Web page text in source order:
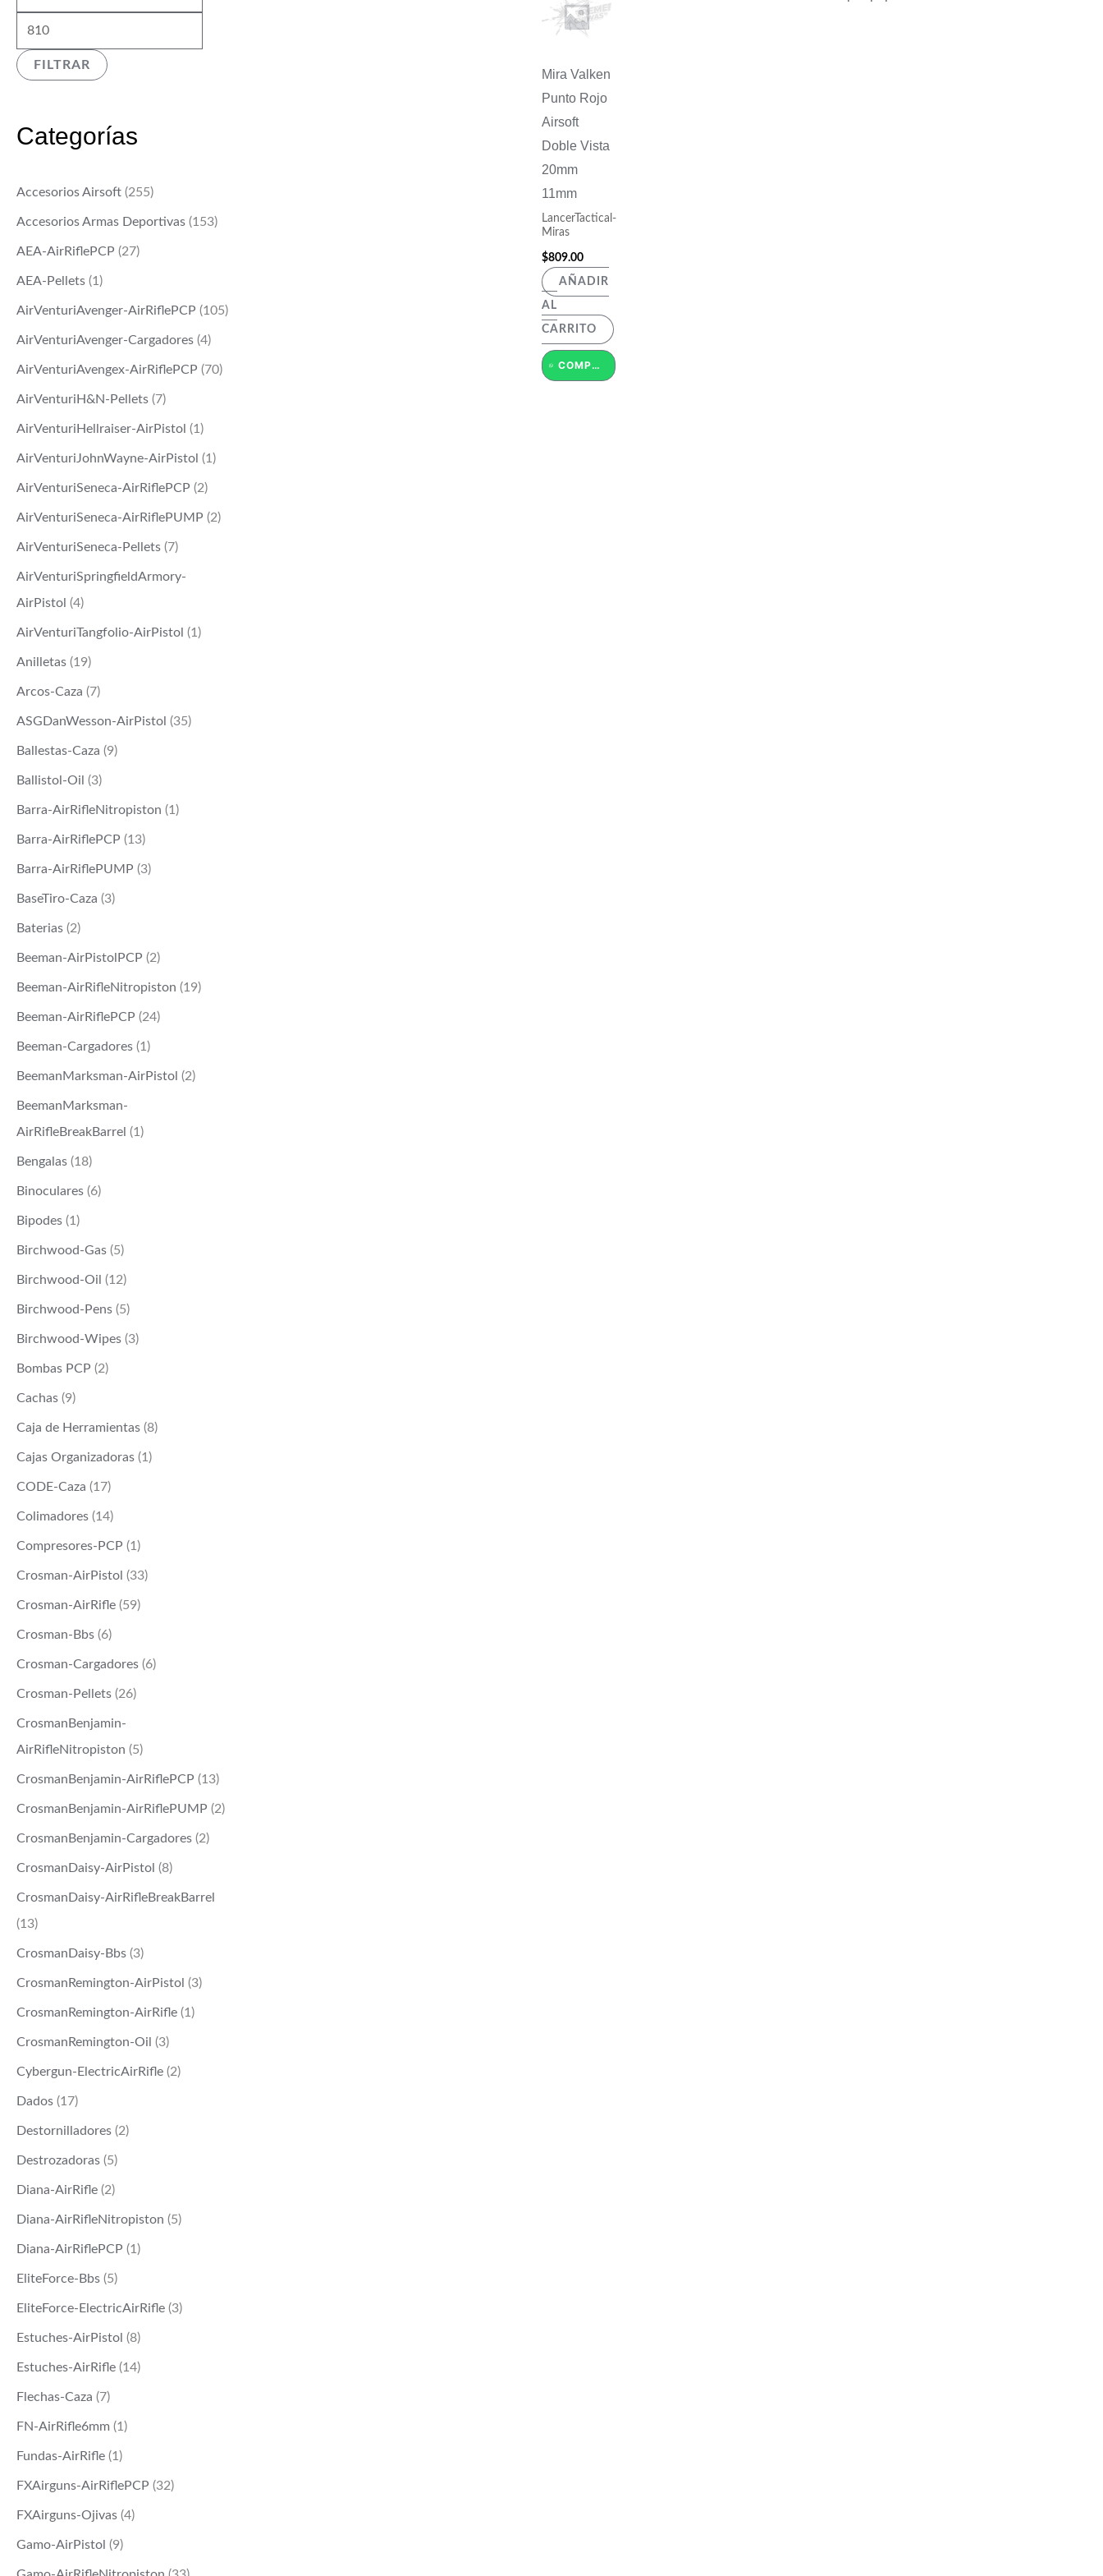
í
i
FILTRAR
Categorías
Accesorios Airsoft (255)
Accesorios Armas Deportivas (153)
AEA-AirRiflePCP (27)
AEA-Pellets (1)
AirVenturiAvenger-AirRiflePCP (105)
AirVenturiAvenger-Cargadores (4)
AirVenturiAvengex-AirRiflePCP (70)
AirVenturiH&N-Pellets (7)
AirVenturiHellraiser-AirPistol (1)
AirVenturiJohnWayne-AirPistol (1)
AirVenturiSeneca-AirRiflePCP (2)
AirVenturiSeneca-AirRiflePUMP (2)
AirVenturiSeneca-Pellets (7)
AirVenturiSpringfieldArmory-
AirPistol (4)
AirVenturiTangfolio-AirPistol (1)
Anilletas (19)
Arcos-Caza (7)
ASGDanWesson-AirPistol (35)
Ballestas-Caza (9)
Ballistol-Oil (3)
Barra-AirRifleNitropiston (1)
Barra-AirRiflePCP (13)
Barra-AirRiflePUMP (3)
BaseTiro-Caza (3)
Baterias (2)
Beeman-AirPistolPCP (2)
Beeman-AirRifleNitropiston (19)
Beeman-AirRiflePCP (24)
Beeman-Cargadores (1)
BeemanMarksman-AirPistol (2)
BeemanMarksman-
AirRifleBreakBarrel (1)
Bengalas (18)
Binoculares (6)
Bipodes (1)
Birchwood-Gas (5)
Birchwood-Oil (12)
Birchwood-Pens (5)
Birchwood-Wipes (3)
Bombas PCP (2)
Cachas (9)
Caja de Herramientas (8)
Cajas Organizadoras (1)
CODE-Caza (17)
Colimadores (14)
Compresores-PCP (1)
Crosman-AirPistol (33)
Crosman-AirRifle (59)
Crosman-Bbs (6)
Crosman-Cargadores (6)
Crosman-Pellets (26)
CrosmanBenjamin-
AirRifleNitropiston (5)
CrosmanBenjamin-AirRiflePCP (13)
CrosmanBenjamin-AirRiflePUMP (2)
CrosmanBenjamin-Cargadores (2)
CrosmanDaisy-AirPistol (8)
CrosmanDaisy-AirRifleBreakBarrel
(13)
CrosmanDaisy-Bbs (3)
CrosmanRemington-AirPistol (3)
CrosmanRemington-AirRifle (1)
CrosmanRemington-Oil (3)
Cybergun-ElectricAirRifle (2)
Dados (17)
Destornilladores (2)
Destrozadoras (5)
Diana-AirRifle (2)
Diana-AirRifleNitropiston (5)
Diana-AirRiflePCP (1)
EliteForce-Bbs (5)
EliteForce-ElectricAirRifle (3)
Estuches-AirPistol (8)
Estuches-AirRifle (14)
Flechas-Caza (7)
FN-AirRifle6mm (1)
Fundas-AirRifle (1)
FXAirguns-AirRiflePCP (32)
FXAirguns-Ojivas (4)
Gamo-AirPistol (9)
Mira Valken
Punto Rojo
Airsoft
Doble Vista
20mm
11mm
LancerTactical-
Miras
$809.00
AÑADIR
AL
CARRITO
COMPRAR POR WHATSAPP